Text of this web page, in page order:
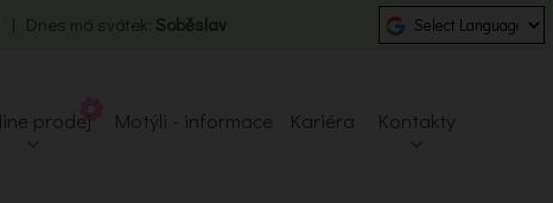
Dnes má svátek: Soběslav
prodej Motýli - informace Kariéra Kontakty